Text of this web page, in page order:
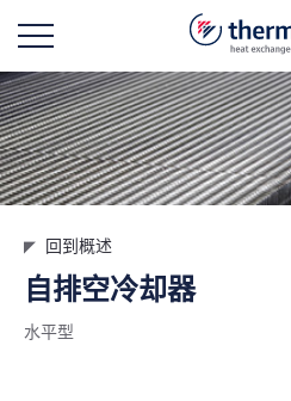
回到概述
自排空冷却器
水平型